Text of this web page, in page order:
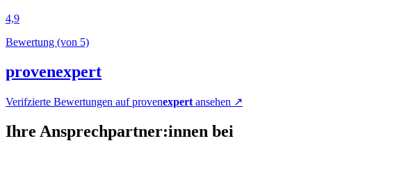
4,9
Bewertung (von 5)
provenexpert
Verifzierte Bewertungen auf provenexpert ansehen ↗
Ihre Ansprech­partner:innen bei